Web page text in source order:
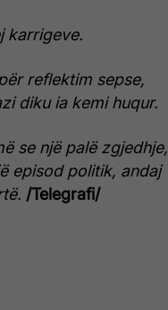
karrigeve.
reflektim sepse,
diku ia kemi huqur.
se një palë zgjedhje,
episod politik, andaj
/Telegrafi/